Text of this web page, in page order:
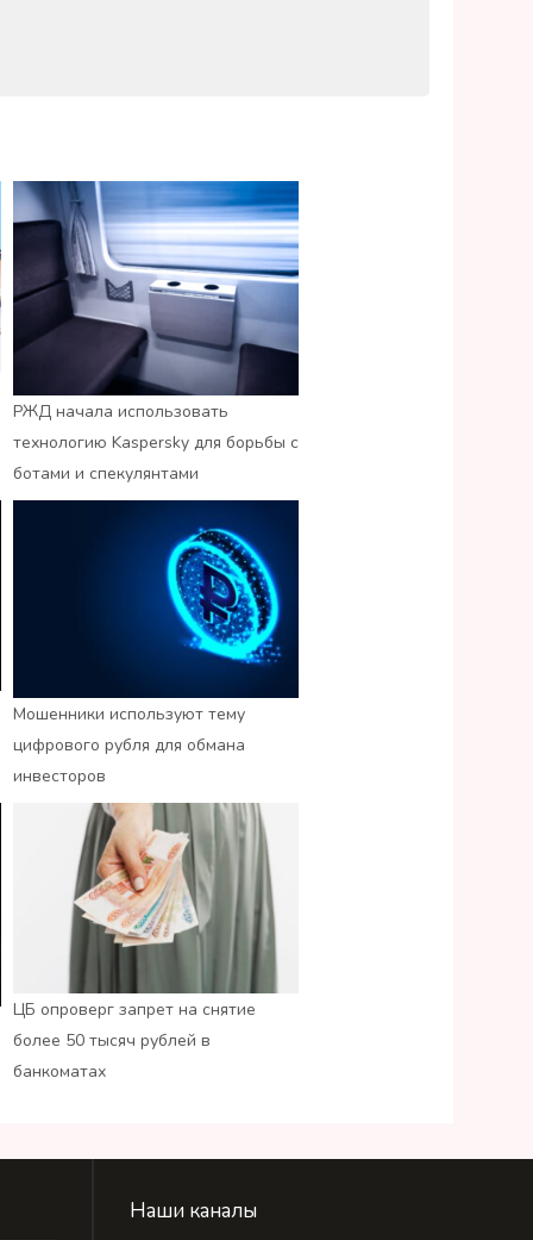
РЖД начала использовать
технологию Kaspersky для борьбы с
ботами и спекулянтами
Мошенники используют тему
цифрового рубля для обмана
инвесторов
ЦБ опроверг запрет на снятие
более 50 тысяч рублей в
банкоматах
Наши каналы